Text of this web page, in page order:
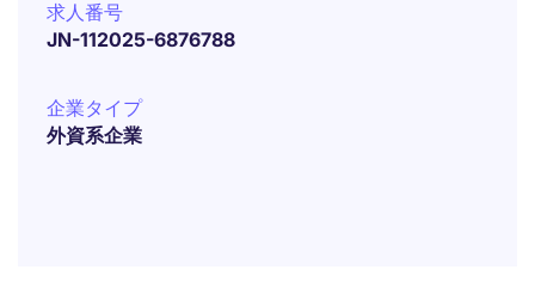
求人番号
JN-112025-6876788
企業タイプ
外資系企業